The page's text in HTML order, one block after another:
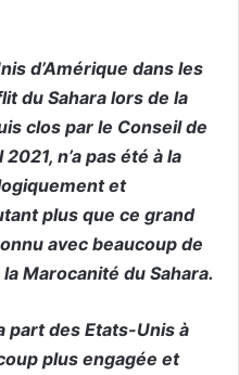
d’Amérique dans les
du Sahara lors de la
clos par le Conseil de
n’a pas été à la
et
plus que ce grand
avec beaucoup de
Marocanité du Sahara.
part des Etats-Unis à
plus engagée et